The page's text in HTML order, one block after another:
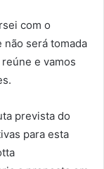
com o
será tomada
e vamos
prevista do
para esta